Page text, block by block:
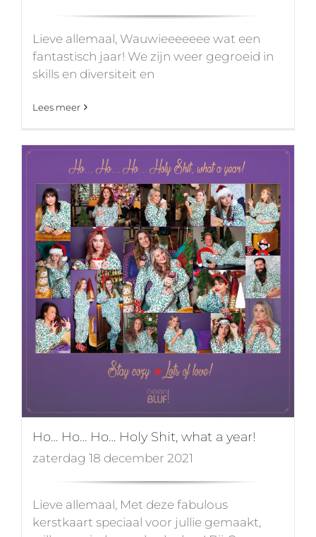
Lieve allemaal, Wauwieeeeeee wat een
fantastisch jaar! We zijn weer gegroeid in
skills en diversiteit en
Lees meer
Ho… Ho… Ho… Holy Shit, what a year!
zaterdag 18 december 2021
Lieve allemaal, Met deze fabulous
kerstkaart speciaal voor jullie gemaakt,